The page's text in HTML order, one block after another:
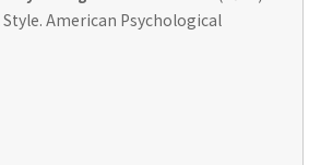
Style. American Psychological